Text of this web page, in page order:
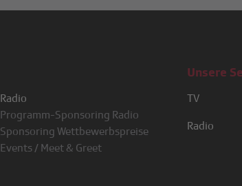
Radio
Programm-Sponsoring Radio
Sponsoring Wettbewerbspreise
Events / Meet & Greet
Unsere
TV
RSI LA 2
Radio